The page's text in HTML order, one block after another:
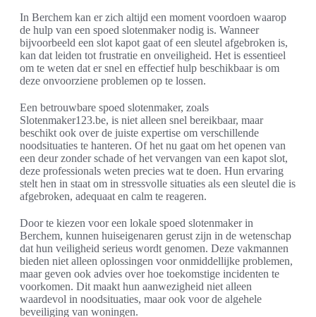
In Berchem kan er zich altijd een moment voordoen waarop
de hulp van een spoed slotenmaker nodig is. Wanneer
bijvoorbeeld een slot kapot gaat of een sleutel afgebroken is,
kan dat leiden tot frustratie en onveiligheid. Het is essentieel
om te weten dat er snel en effectief hulp beschikbaar is om
deze onvoorziene problemen op te lossen.
Een betrouwbare spoed slotenmaker, zoals
Slotenmaker123.be, is niet alleen snel bereikbaar, maar
beschikt ook over de juiste expertise om verschillende
noodsituaties te hanteren. Of het nu gaat om het openen van
een deur zonder schade of het vervangen van een kapot slot,
deze professionals weten precies wat te doen. Hun ervaring
stelt hen in staat om in stressvolle situaties als een sleutel die is
afgebroken, adequaat en calm te reageren.
Door te kiezen voor een lokale spoed slotenmaker in
Berchem, kunnen huiseigenaren gerust zijn in de wetenschap
dat hun veiligheid serieus wordt genomen. Deze vakmannen
bieden niet alleen oplossingen voor onmiddellijke problemen,
maar geven ook advies over hoe toekomstige incidenten te
voorkomen. Dit maakt hun aanwezigheid niet alleen
waardevol in noodsituaties, maar ook voor de algehele
beveiliging van woningen.